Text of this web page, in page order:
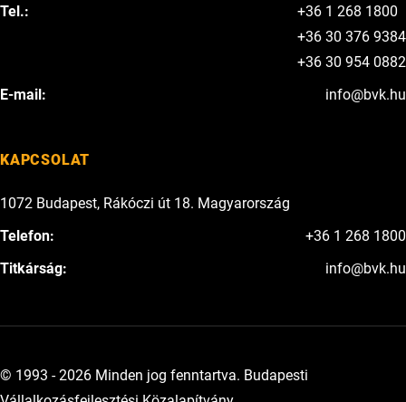
Tel.:
+36 1 268 1800
+36 30 376 9384
+36 30 954 0882
E-mail:
info@bvk.hu
KAPCSOLAT
1072 Budapest, Rákóczi út 18. Magyarország
Telefon:
+36 1 268 1800
Titkárság:
info@bvk.hu
© 1993 - 2026 Minden jog fenntartva. Budapesti